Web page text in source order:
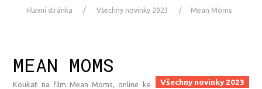
Hlavní stránka Všechny novinky 2023 Mean Moms
MEAN MOMS
Všechny novinky 2023
Koukat na film Mean Moms, online ke